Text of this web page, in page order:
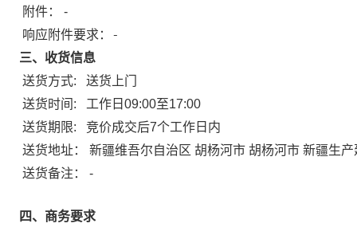
附件： -
响应附件要求：-
三、收货信息
送货方式: 送货上门
送货时间: 工作日09:00至17:00
送货期限: 竞价成交后7个工作日内
送货地址： 新疆维吾尔自治区 胡杨河市 胡杨河市 新疆生
送货备注： -
四、商务要求